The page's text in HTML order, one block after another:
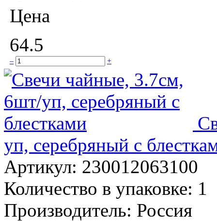
Цена
64.5
– +
уп, серебряный с
Артикул: 230012063100
Количество в упаковке: 1
Производитель: Россия